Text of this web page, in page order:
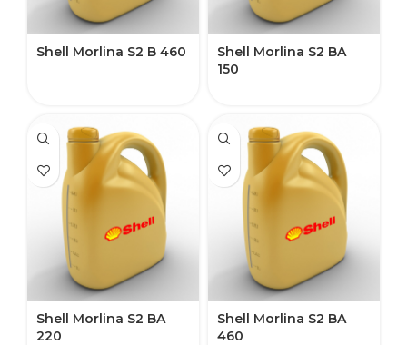
Shell Morlina S2 B 460
Shell Morlina S2 BA
150
Shell Morlina S2 BA
220
Shell Morlina S2 BA
460